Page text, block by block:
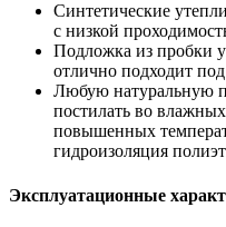
Синтетические
с низкой
Подложка из пробки
отлично подходит
Любую натуральную
постилать во
повышенных
гидроизоляция
Эксплуатационные